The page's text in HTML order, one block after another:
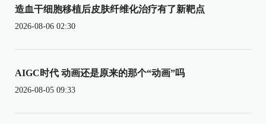
造血干细胞移植后皮肤纤维化治疗有了新靶点
2026-08-06 02:30
AIGC时代 动画还是原来的那个“动画”吗
2026-08-05 09:33